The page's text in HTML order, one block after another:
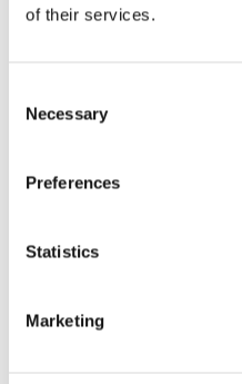
of their services.
Selection
Necessary
Preferences
Statistics
Marketing
PointMobile